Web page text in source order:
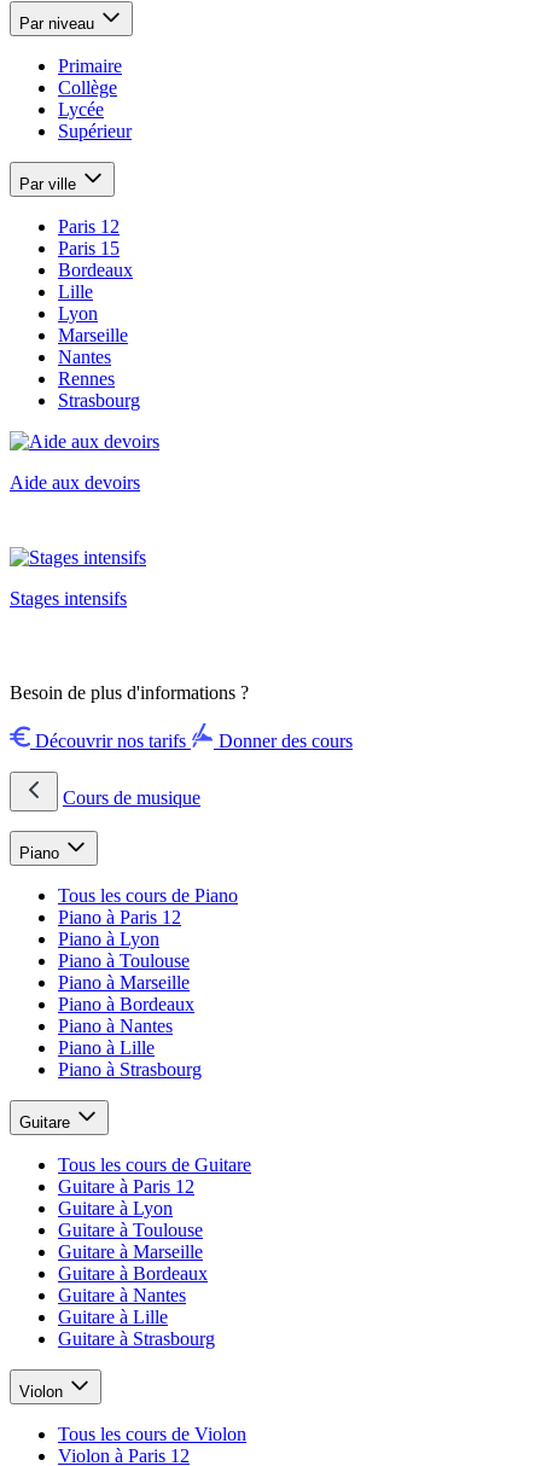
Par niveau
Primaire
Collège
Lycée
Supérieur
Par ville
Paris 12
Paris 15
Bordeaux
Lille
Lyon
Marseille
Nantes
Rennes
Strasbourg
Aide aux devoirs
Stages intensifs
Besoin de plus d'informations ?
Découvrir nos tarifs Donner des cours
Cours de musique
Piano
Tous les cours de Piano
Piano à Paris 12
Piano à Lyon
Piano à Toulouse
Piano à Marseille
Piano à Bordeaux
Piano à Nantes
Piano à Lille
Piano à Strasbourg
Guitare
Tous les cours de Guitare
Guitare à Paris 12
Guitare à Lyon
Guitare à Toulouse
Guitare à Marseille
Guitare à Bordeaux
Guitare à Nantes
Guitare à Lille
Guitare à Strasbourg
Violon
Tous les cours de Violon
Violon à Paris 12